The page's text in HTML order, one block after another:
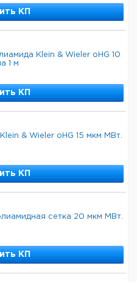
КП
Klein & Wieler oHG 10
1 м
КП
& Wieler oHG 15 мкм МВт.
КП
сетка 20 мкм МВт.
КП